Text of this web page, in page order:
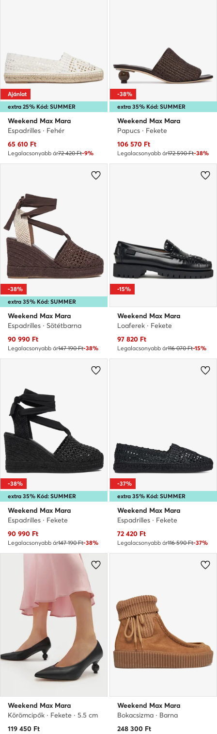
extra 25% Kód: SUMMER
Ajánlat
Weekend Max Mara
Espadrilles · Fehér
Aktuális ár
65 610 Ft
Legalacsonyabb ár72 420 Ft-9%
extra 35% Kód: SUMMER
-38%
Weekend Max Mara
Papucs · Fekete
Aktuális ár
106 570 Ft
Legalacsonyabb ár172 590 Ft-38%
extra 35% Kód: SUMMER
-38%
Weekend Max Mara
Espadrilles · Sötétbarna
Aktuális ár
90 990 Ft
Legalacsonyabb ár147 190 Ft-38%
-15%
Weekend Max Mara
Loaferek · Fekete
Aktuális ár
97 820 Ft
Legalacsonyabb ár116 070 Ft-15%
extra 35% Kód: SUMMER
-38%
Weekend Max Mara
Espadrilles · Fekete
Aktuális ár
90 990 Ft
Legalacsonyabb ár147 190 Ft-38%
extra 35% Kód: SUMMER
-37%
Weekend Max Mara
Espadrilles · Fekete
Aktuális ár
72 420 Ft
Legalacsonyabb ár116 590 Ft-37%
Weekend Max Mara
Körömcipők · Fekete · 5.5 cm
119 450 Ft
Weekend Max Mara
Bokacsizma · Barna
248 300 Ft